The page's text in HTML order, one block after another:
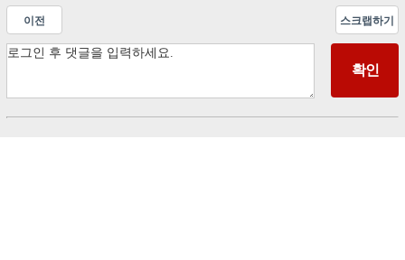
이전 스크랩하기